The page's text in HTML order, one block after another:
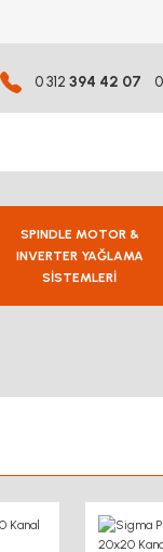
0 312 394 42 07
SPINDLE MOTOR &
INVERTER YAĞLAMA
SİSTEMLERİ